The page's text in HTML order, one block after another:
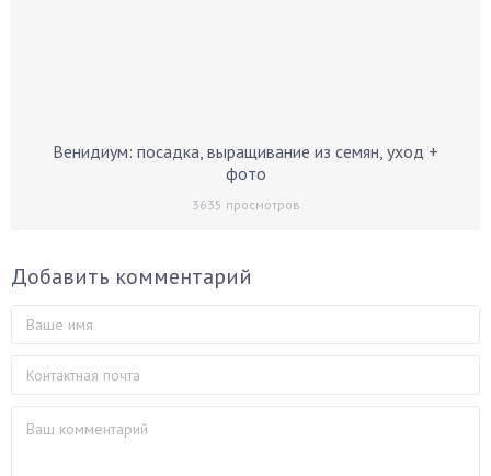
Венидиум: посадка, выращивание из семян, уход +
фото
3635 просмотров
Добавить комментарий